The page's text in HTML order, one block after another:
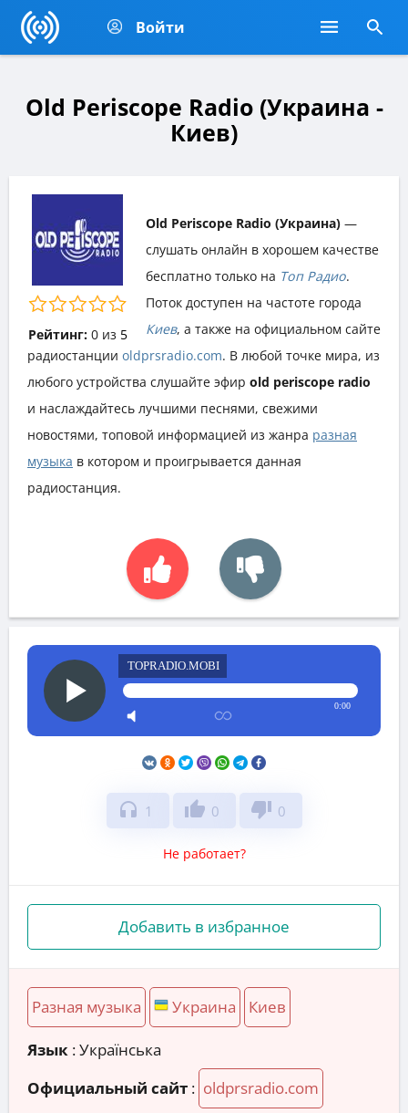
Войти
Old Periscope Radio (Украина -
Киев)
Рейтинг: 0из 5
Old Periscope Radio (Украина) —
слушать онлайн в хорошем качестве
бесплатно только на Топ Радио.
Поток доступен на частоте города
Киев, а также на официальном сайте
радиостанции oldprsradio.com. В любой точке мира, из
любого устройства слушайте эфир old periscope radio
и наслаждайтесь лучшими песнями, свежими
новостями, топовой информацией из жанра разная
музыка в котором и проигрывается данная
радиостанция.
TOPRADIO.MOBI
0:00
headphones 1 thumb_up 0 thumb_down 0
Не работает?
Добавить в избранное
Разная музыка Украина Киев
Язык : Українська
Официальный сайт : oldprsradio.com